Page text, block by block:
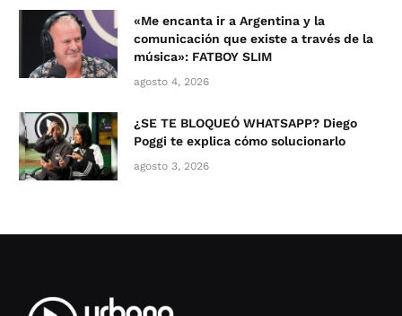
«Me encanta ir a Argentina y la
comunicación que existe a través de la
música»: FATBOY SLIM
agosto 4, 2026
¿SE TE BLOQUEÓ WHATSAPP? Diego
Poggi te explica cómo solucionarlo
agosto 3, 2026